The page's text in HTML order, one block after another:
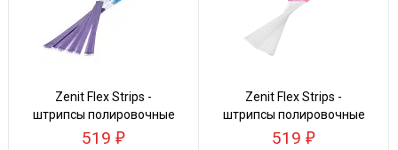
Zenit Flex Strips -
штрипсы полировочные
лавсановые средние/
519
Zenit Flex Strips -
штрипсы полировочные
лавсановые мягкие/
519